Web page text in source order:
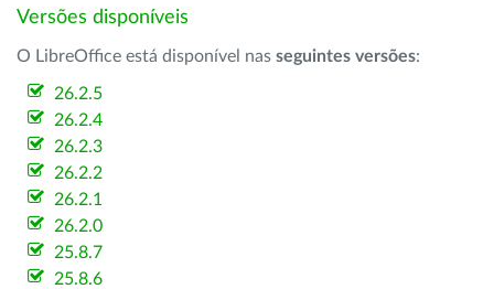
Versões disponíveis
O LibreOffice está disponível nas seguintes versões:
26.2.5
26.2.4
26.2.3
26.2.2
26.2.1
26.2.0
25.8.7
25.8.6